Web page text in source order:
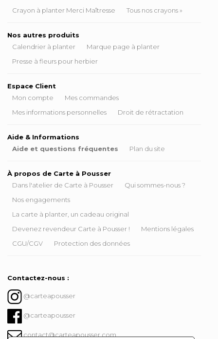
Crayon à planter Merci Maîtresse
Tous nos crayons »
Nos autres produits
Calendrier à planter
Marque page à planter
Presse à fleurs pour herbier
Espace Client
Mon compte
Mes commandes
Mes informations personnelles
Droit de rétractation
Aide & Informations
Aide et questions fréquentes
Plan du site
À propos de Carte à Pousser
Dans l'atelier de Carte à Pousser
Qui sommes-nous ?
Nos engagements
La carte à planter, un cadeau original
Devenez revendeur Carte à Pousser !
Mentions légales
CGU/CGV
Protection des données
Contactez-nous :
@carteapousser
@carteapousser
contact@carteapousser.com